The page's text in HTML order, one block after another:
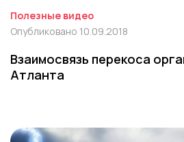
Полезные видео
Опубликовано 10.09.2018
Взаимосвязь перекоса
Атланта